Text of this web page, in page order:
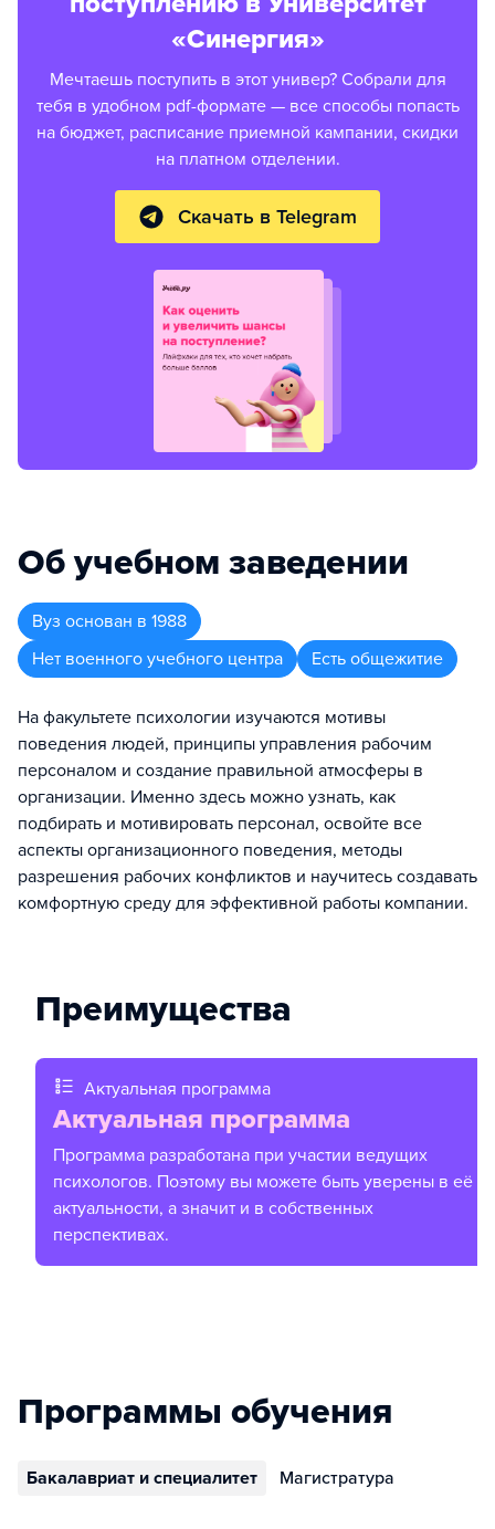
«Синергия»
Мечтаешь поступить в этот универ? Собрали для
тебя в удобном pdf-формате — все способы попасть
на бюджет, расписание приемной кампании, скидки
на платном отделении.
Скачать в Telegram
Об учебном заведении
Вуз основан в 1988
Нет военного учебного центра
Есть общежитие
На факультете психологии изучаются мотивы
поведения людей, принципы управления рабочим
персоналом и создание правильной атмосферы в
организации. Именно здесь можно узнать, как
подбирать и мотивировать персонал, освойте все
аспекты организационного поведения, методы
разрешения рабочих конфликтов и научитесь создавать
комфортную среду для эффективной работы компании.
Преимущества
Актуальная программа
Актуальная программа
Программа разработана при участии ведущих
психологов. Поэтому вы можете быть уверены в её
актуальности, а значит и в собственных
перспективах.
Программы обучения
Бакалавриат и специалитет Магистратура